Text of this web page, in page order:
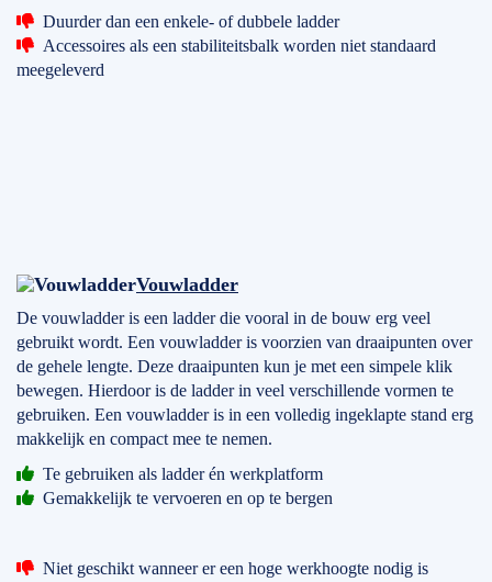
Duurder dan een enkele- of dubbele ladder
Accessoires als een stabiliteitsbalk worden niet standaard
meegeleverd
Vouwladder
De vouwladder is een ladder die vooral in de bouw erg veel
gebruikt wordt. Een vouwladder is voorzien van draaipunten over
de gehele lengte. Deze draaipunten kun je met een simpele klik
bewegen. Hierdoor is de ladder in veel verschillende vormen te
gebruiken. Een vouwladder is in een volledig ingeklapte stand erg
makkelijk en compact mee te nemen.
Te gebruiken als ladder én werkplatform
Gemakkelijk te vervoeren en op te bergen
Niet geschikt wanneer er een hoge werkhoogte nodig is